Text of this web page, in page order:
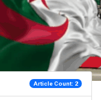
Article Count: 2